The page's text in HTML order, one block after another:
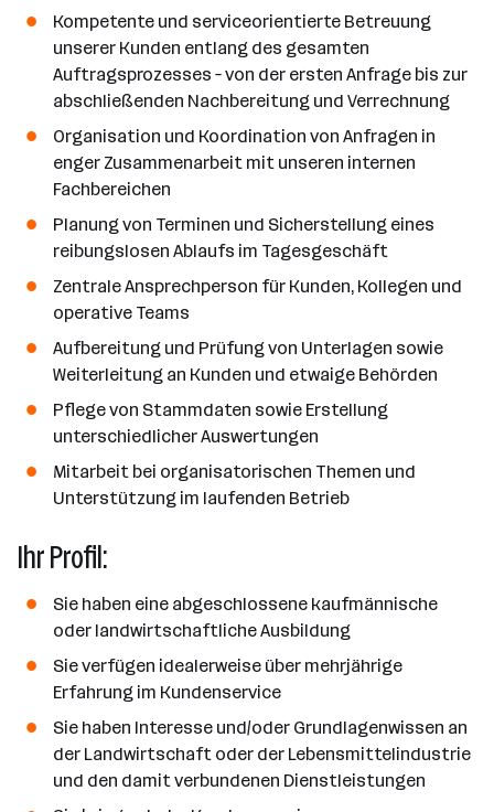
Kompetente und serviceorientierte Betreuung
unserer Kunden entlang des gesamten
Auftragsprozesses – von der ersten Anfrage bis zur
abschließenden Nachbereitung und Verrechnung
Organisation und Koordination von Anfragen in
enger Zusammenarbeit mit unseren internen
Fachbereichen
Planung von Terminen und Sicherstellung eines
reibungslosen Ablaufs im Tagesgeschäft
Zentrale Ansprechperson für Kunden, Kollegen und
operative Teams
Aufbereitung und Prüfung von Unterlagen sowie
Weiterleitung an Kunden und etwaige Behörden
Pflege von Stammdaten sowie Erstellung
unterschiedlicher Auswertungen
Mitarbeit bei organisatorischen Themen und
Unterstützung im laufenden Betrieb
Ihr Profil:
Sie haben eine abgeschlossene kaufmännische
oder landwirtschaftliche Ausbildung
Sie verfügen idealerweise über mehrjährige
Erfahrung im Kundenservice
Sie haben Interesse und/oder Grundlagenwissen an
der Landwirtschaft oder der Lebensmittelindustrie
und den damit verbundenen Dienstleistungen